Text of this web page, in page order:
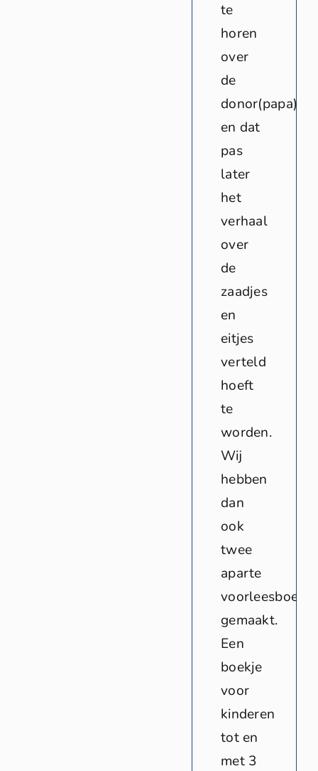
te
horen
over
de
donor(papa)
en dat
pas
later
het
verhaal
over
de
zaadjes
en
eitjes
verteld
hoeft
te
worden.
Wij
hebben
dan
ook
twee
aparte
gemaakt.
Een
boekje
voor
kinderen
tot en
met 3